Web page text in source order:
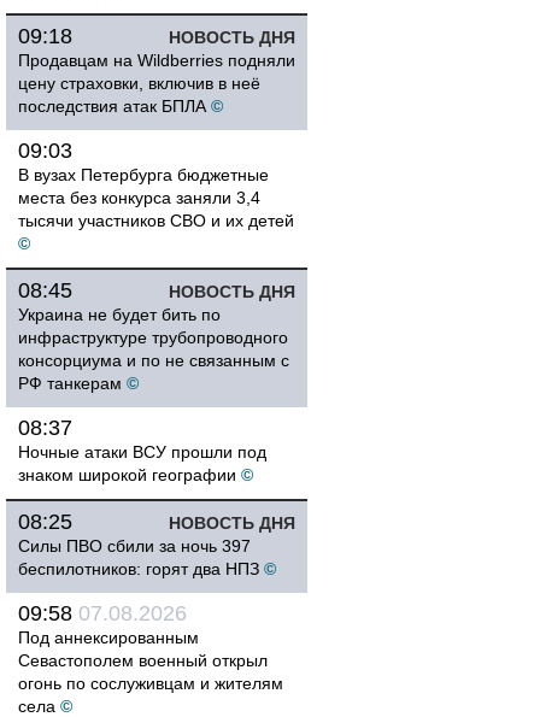
НОВОСТЬ ДНЯ
09:18
Продавцам на Wildberries подняли
цену страховки, включив в неё
последствия атак БПЛА ©
09:03
В вузах Петербурга бюджетные
места без конкурса заняли 3,4
тысячи участников СВО и их детей
©
НОВОСТЬ ДНЯ
08:45
Украина не будет бить по
инфраструктуре трубопроводного
консорциума и по не связанным с
РФ танкерам ©
08:37
Ночные атаки ВСУ прошли под
знаком широкой географии ©
НОВОСТЬ ДНЯ
08:25
Силы ПВО сбили за ночь 397
беспилотников: горят два НПЗ ©
09:58 07.08.2026
Под аннексированным
Севастополем военный открыл
огонь по сослуживцам и жителям
села ©